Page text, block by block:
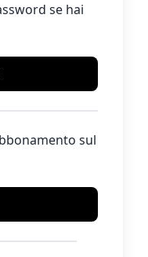
se hai
sul